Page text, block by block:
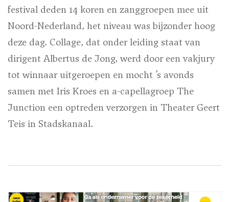
festival deden 14 koren en zanggroepen mee uit
Noord-Nederland, het niveau was bijzonder hoog
deze dag. Collage, dat onder leiding staat van
dirigent Albertus de Jong, werd door een vakjury
tot winnaar uitgeroepen en mocht ’s avonds
samen met Iris Kroes en a-capellagroep The
Junction een optreden verzorgen in Theater Geert
Teis in Stadskanaal.